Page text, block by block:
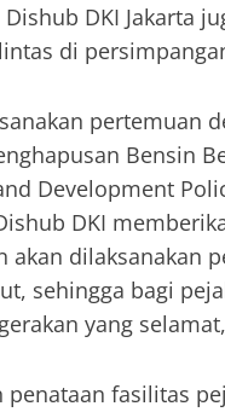
DKI Jakarta
di
pertemuan
Bensin
Development
DKI
akan dilaksanakan
sehingga bagi
yang
penataan fasilitas